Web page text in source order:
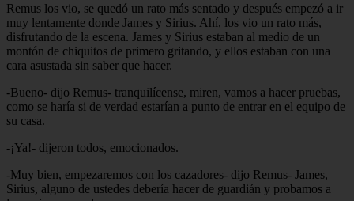
Remus los vio, se quedó un rato más sentado y después empezó a ir
muy lentamente donde James y Sirius. Ahí, los vio un rato más,
disfrutando de la escena. James y Sirius estaban al medio de un
montón de chiquitos de primero gritando, y ellos estaban con una
cara asustada sin saber que hacer.
-Bueno- dijo Remus- tranquilícense, miren, vamos a hacer pruebas,
como se haría si de verdad estarían a punto de entrar en el equipo de
su casa.
-¡Ya!- dijeron todos, emocionados.
-Muy bien, empezaremos con los cazadores- dijo Remus- James,
Sirius, alguno de ustedes debería hacer de guardián y probamos a